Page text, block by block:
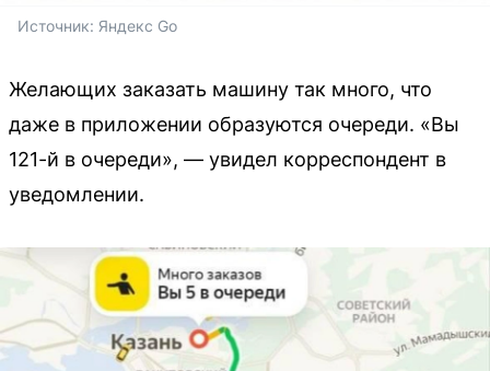
Источник: Яндекс Go
Желающих заказать машину так много, что
даже в приложении образуются очереди. «Вы
121-й в очереди», — увидел корреспондент в
уведомлении.